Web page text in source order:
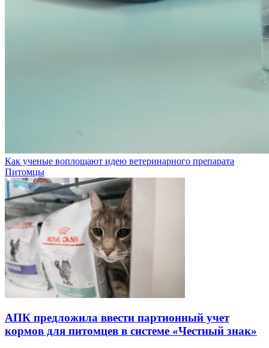
Как ученые воплощают идею ветеринарного препарата
Питомцы
АПК предложила ввести партионный учет
кормов для питомцев в системе «Честный знак»